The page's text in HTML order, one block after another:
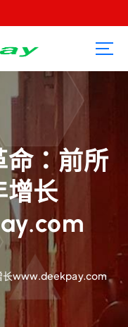
命：前所
增长
长www.deekpay.com